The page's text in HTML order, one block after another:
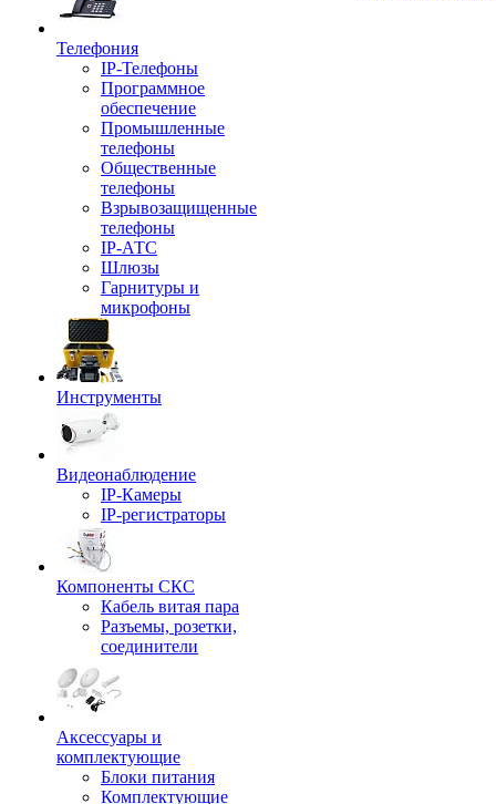
Телефония
IP-Телефоны
Программное
обеспечение
Промышленные
телефоны
Общественные
телефоны
Взрывозащищенные
телефоны
IP-АТС
Шлюзы
Гарнитуры и
микрофоны
Инструменты
Видеонаблюдение
IP-Камеры
IP-регистраторы
Компоненты СКС
Кабель витая пара
Разъемы, розетки,
соединители
Аксессуары и
комплектующие
Блоки питания
Комплектующие